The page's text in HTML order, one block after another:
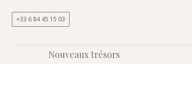
+33 6 84 45 15 03
Nouveaux trésors